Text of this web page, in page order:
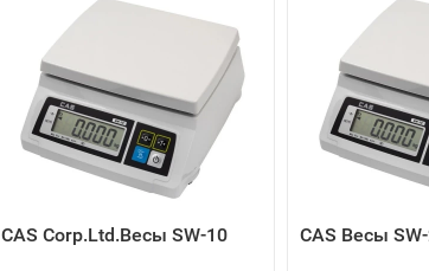
CAS Corp.Ltd.Весы SW-10 CAS Весы